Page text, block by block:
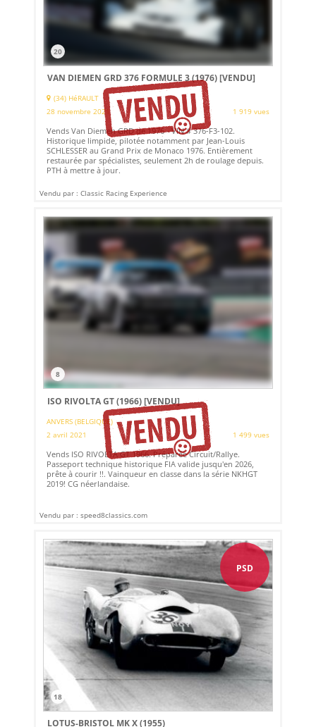
20
VAN DIEMEN GRD 376 FORMULE 3 (1976)[VENDU]
(34) HéRAULT
28 novembre 2021
1 919 vues
Vends Van Diemen GRD de 1976 - VIN # 376-F3-102.
Historique limpide, pilotée notamment par Jean-Louis
SCHLESSER au Grand Prix de Monaco 1976. Entièrement
restaurée par spécialistes, seulement 2h de roulage depuis.
PTH à mettre à jour.
Vendu par : Classic Racing Experience
8
ISO RIVOLTA GT (1966)[VENDU]
ANVERS (BELGIQUE)
2 avril 2021
1 499 vues
Vends ISO RIVOLTA GT 1966. Préparée Circuit/Rallye.
Passeport technique historique FIA ​​valide jusqu'en 2026,
prête à courir !!. Vainqueur en classe dans la série NKHGT
2019! CG néerlandaise.
Vendu par : speed8classics.com
PSD
18
LOTUS-BRISTOL MK X (1955)